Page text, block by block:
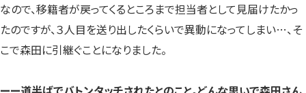
なので、移籍者が戻ってくるところまで担当者として見届けたかっ
たのですが、３人目を送り出したくらいで異動になってしまい…、そ
こで森田に引継ぐことになりました。